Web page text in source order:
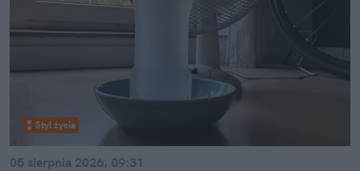
Styl życia
05 sierpnia 2026, 09:31